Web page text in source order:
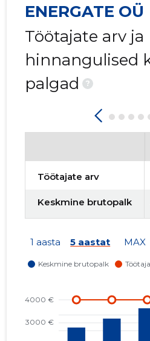
ENERGATE OÜ
Töötajate arv ja
hinnangulised
palgad
?
Töötajate arv
Keskmine brutopalk
1 aasta 5 aastat MAX